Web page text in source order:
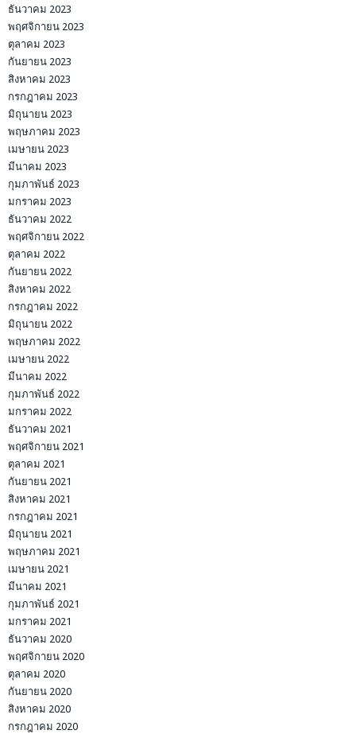
ธันวาคม 2023
พฤศจิกายน 2023
ตุลาคม 2023
กันยายน 2023
สิงหาคม 2023
กรกฎาคม 2023
มิถุนายน 2023
พฤษภาคม 2023
เมษายน 2023
มีนาคม 2023
กุมภาพันธ์ 2023
มกราคม 2023
ธันวาคม 2022
พฤศจิกายน 2022
ตุลาคม 2022
กันยายน 2022
สิงหาคม 2022
กรกฎาคม 2022
มิถุนายน 2022
พฤษภาคม 2022
เมษายน 2022
มีนาคม 2022
กุมภาพันธ์ 2022
มกราคม 2022
ธันวาคม 2021
พฤศจิกายน 2021
ตุลาคม 2021
กันยายน 2021
สิงหาคม 2021
กรกฎาคม 2021
มิถุนายน 2021
พฤษภาคม 2021
เมษายน 2021
มีนาคม 2021
กุมภาพันธ์ 2021
มกราคม 2021
ธันวาคม 2020
พฤศจิกายน 2020
ตุลาคม 2020
กันยายน 2020
สิงหาคม 2020
กรกฎาคม 2020